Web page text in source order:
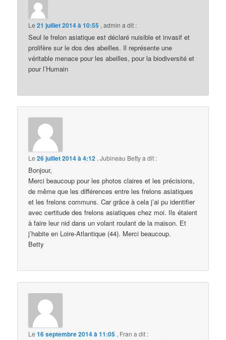
Le21 juillet 2014 à 10:55 ,admin a dit :
Seul le frelon asiatique est déclaré nuisible et invasif et
prolifère sur le dos des abeilles. Il représente une
véritable menace pour les abeilles, pour la biodiversité et
pour l’Humain
Le26 juillet 2014 à 4:12 ,Jubineau Bettya dit :
Bonjour,
Merci beaucoup pour les photos claires et les précisions,
de même que les différences entre les frelons asiatiques
et les frelons communs. Car grâce à cela j’ai pu identifier
avec certitude des frelons asiatiques chez moi. Ils étaient
à faire leur nid dans un volant roulant de la maison. Et
j’habite en Loire-Atlantique (44). Merci beaucoup.
Betty
Le16 septembre 2014 à 11:05 , Fran a dit :